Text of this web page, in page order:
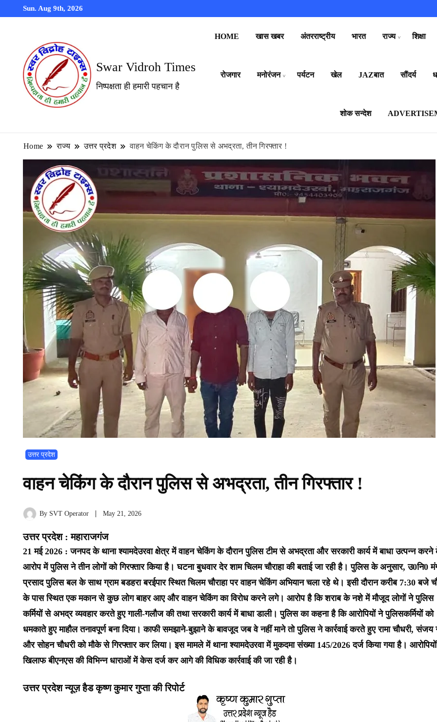
Sun. Aug 9th, 2026
Swar Vidroh Times
निष्पक्षता ही हमारी पहचान है
HOME खास खबर अंतरराष्ट्रीय भारत राज्य शिक्षा
रोजगार मनोरंजन पर्यटन खेल JAZबात सौंदर्य
शोक सन्देश
Home राज्य उत्तर प्रदेश वाहन चेकिंग के दौरान पुलिस से अभद्रता, तीन गिरफ्तार !
उत्तर प्रदेश
वाहन चेकिंग के दौरान पुलिस से अभद्रता, तीन गिरफ्तार !
By SVT Operator May 21, 2026
उत्तर प्रदेश : महाराजगंज
21 मई 2026 : जनपद के थाना श्यामदेउरवा क्षेत्र में वाहन चेकिंग के दौरान पुलिस टीम से अभद्रता और सरकारी कार्य में बाधा उत्पन्न
आरोप में पुलिस ने तीन लोगों को गिरफ्तार किया है। घटना बुधवार देर शाम चिलम चौराहा की बताई जा रही है। पुलिस के अनुसार, उ0नि0
प्रसाद पुलिस बल के साथ ग्राम बडहरा बरईपार स्थित चिलम चौराहा पर वाहन चेकिंग अभियान चला रहे थे। इसी दौरान करीब 7:30 बजे
के पास स्थित एक मकान से कुछ लोग बाहर आए और वाहन चेकिंग का विरोध करने लगे। आरोप है कि शराब के नशे में मौजूद लोगों ने पुलिस
कर्मियों से अभद्र व्यवहार करते हुए गाली-गलौज की तथा सरकारी कार्य में बाधा डाली। पुलिस का कहना है कि आरोपियों ने पुलिसकर्मियों को
धमकाते हुए माहौल तनावपूर्ण बना दिया। काफी समझाने-बुझाने के बावजूद जब वे नहीं माने तो पुलिस ने कार्रवाई करते हुए रामा चौधरी, संजय
और सोहन चौधरी को मौके से गिरफ्तार कर लिया। इस मामले में थाना श्यामदेउरवा में मुकदमा संख्या 145/2026 दर्ज किया गया है।
खिलाफ बीएनएस की विभिन्न धाराओं में केस दर्ज कर आगे की विधिक कार्रवाई की जा रही है।
उत्तर प्रदेश न्यूज़ हैड कृष्ण कुमार गुप्ता की रिपोर्ट